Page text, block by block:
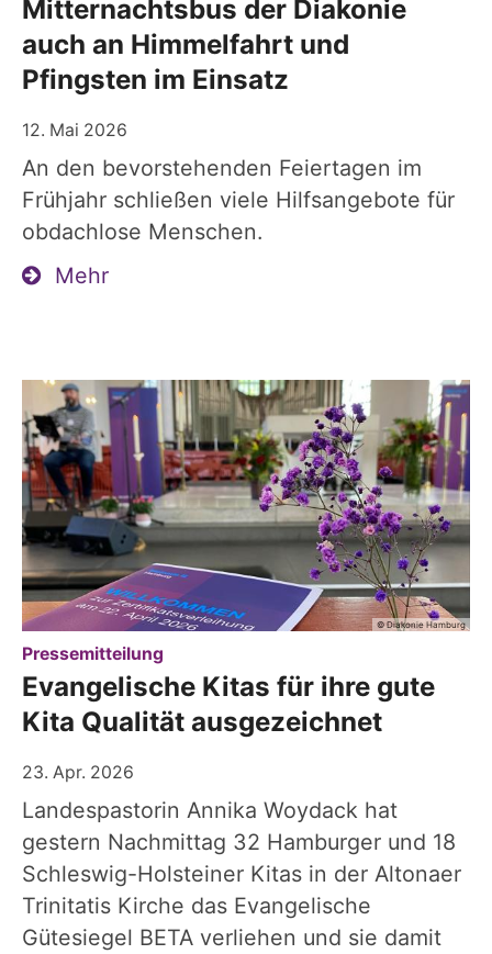
Mitternachtsbus der Diakonie
auch an Himmelfahrt und
Pfingsten im Einsatz
12. Mai 2026
An den bevorstehenden Feiertagen im
Frühjahr schließen viele Hilfsangebote für
obdachlose Menschen.
Mehr
© Diakonie Hamburg
Pressemitteilung
Evangelische Kitas für ihre gute
Kita Qualität ausgezeichnet
23. Apr. 2026
Landespastorin Annika Woydack hat
gestern Nachmittag 32 Hamburger und 18
Schleswig-Holsteiner Kitas in der Altonaer
Trinitatis Kirche das Evangelische
Gütesiegel BETA verliehen und sie damit